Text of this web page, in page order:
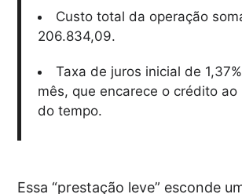
Custo total da operação
206.834,09.
Taxa de juros inicial de
mês, que encarece o crédito ao
do tempo.
Essa “prestação leve” esconde